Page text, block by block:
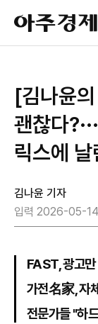
아
주
경
[김나윤
괜찮다
릭스에
김나윤 기자
입력 2026-05-
FAST, 광고
가전名家, 자
전문가들 "하